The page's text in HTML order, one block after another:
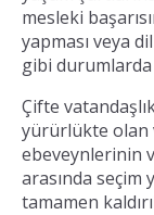
mesleki
yapması veya
gibi durumlarda
Çifte
yürürlükte olan
ebeveynlerinin
arasında seçim
tamamen